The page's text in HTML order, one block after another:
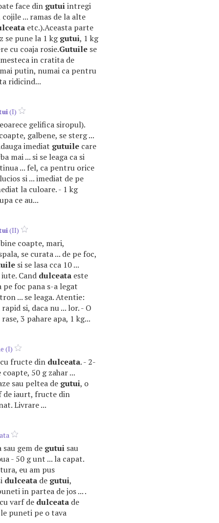
face din gutuiintregi
... ramas de la alte
etc.).Aceasta parte
se pune la 1 kggutui, 1 kg
cu coaja rosie.Gutuile se
in cratita de
putin, numai ca pentru
ridicind...
(I)
gelifica siropul).
galbene, se sterg ...
imediat gutuile care
mai ... si se leaga ca si
... fel, ca pentru orice
si ... imediat de pe
la culoare. - 1 kg
ce au...
(II)
coapte, mari,
se curata ... de pe foc,
si se lasa cca 10 ...
Cand dulceata este
pe foc pana s-a legat
... se leaga. Atentie:
si, daca nu ... lor. - O
rase, 3 pahare apa, 1 kg...
(I)
cu fructe din dulceata. - 2-
50 g zahar ...
sau peltea de gutui, o
de iaurt, fructe din
Livrare ...
sau gem de gutui sau
- 50 g unt ... la capat.
eu am pus
dulceata de gutui,
in partea de jos ... .
varf de dulceata de
puneti pe o tava